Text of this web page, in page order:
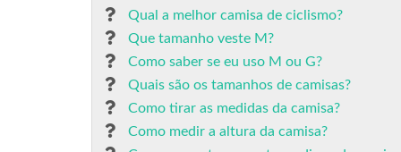
Qual a melhor camisa de ciclismo?
Que tamanho veste M?
Como saber se eu uso M ou G?
Quais são os tamanhos de camisas?
Como tirar as medidas da camisa?
Como medir a altura da camisa?